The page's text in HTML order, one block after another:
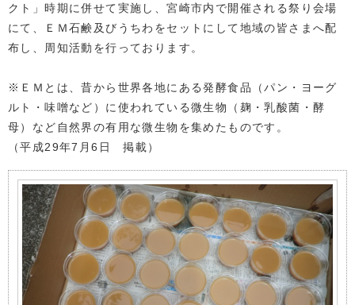
クト」時期に併せて実施し、宮崎市内で開催される祭り会場
にて、ＥＭ石鹸及びうちわをセットにして地域の皆さまへ配
布し、周知活動を行っております。
※ＥＭとは、昔から世界各地にある発酵食品（パン・ヨーグ
ルト・味噌など）に使われている微生物（麹・乳酸菌・酵
母）など自然界の有用な微生物を集めたものです。
（平成29年7月6日 掲載）